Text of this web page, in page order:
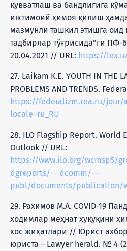
қувватлаш ва бандлигига
ижтимоий ҳимоя қилиш
мазмунли ташкил этишга
тадбирлар тўғрисида”ги
20.04.2021 // URL: https://
27. Laikam K.E. YOUTH IN THE
PROBLEMS AND TRENDS.
https://federalizm.rea.ru/jour/
locale=ru_RU
28. ILO Flagship Report. World
Outlook // URL:
https://www.ilo.org/wcmsp5/
dgreports/---dcomm/---
publ/documents/publication/
29. Рахимов М.А. COVID-19
ходимлар меҳнат ҳуқуқини
хос жиҳатлари // Юрист
юриста – Lawyer herald. № 4